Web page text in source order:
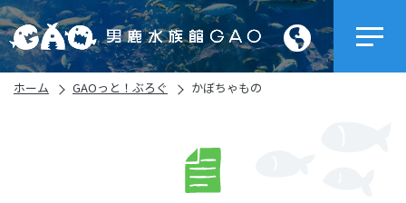
ホーム GAOっと！ぶろぐ かぼちゃもの